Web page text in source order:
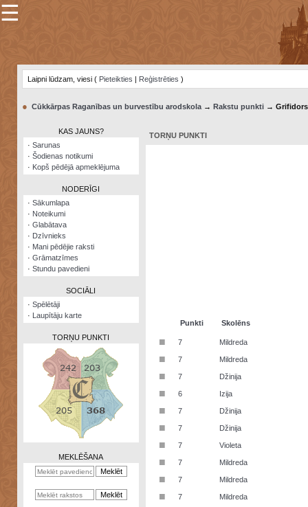
×
Šodienas
notikumi
Visatcera
almanahs
Arhīvs
Zināšanu
☰
Laipni lūdzam, viesi ( Pieteikties | Reģistrēties )
● Cūkkārpas Raganības un burvestību arodskola→ Rakstu punkti→ Grifidors
KAS JAUNS?
· Sarunas
· Šodienas notikumi
· Kopš pēdējā apmeklējuma
NODERĪGI
· Sākumlapa
· Noteikumi
· Glabātava
· Dzīvnieks
· Mani pēdējie raksti
· Grāmatzīmes
· Stundu pavedieni
SOCIĀLI
· Spēlētāji
· Laupītāju karte
TORŅU PUNKTI
MEKLĒŠANA
TORŅU PUNKTI
Punkti Skolēns
■ 7 Mildreda
■ 7 Mildreda
■ 7 Džinija
■ 6 Izija
■ 7 Džinija
■ 7 Džinija
■ 7 Violeta
■ 7 Mildreda
■ 7 Mildreda
■ 7 Mildreda